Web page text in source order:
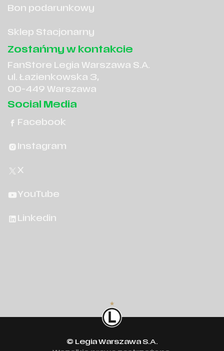
Bon podarunkowy
Sklep Stacjonarny
Zostańmy w kontakcie
FanStore Legia Warszawa S.A.
ul. Łazienkowska 3,
00-449 Warszawa
Social Media
Facebook
Instagram
X
YouTube
Linkedin
© Legia Warszawa S.A.